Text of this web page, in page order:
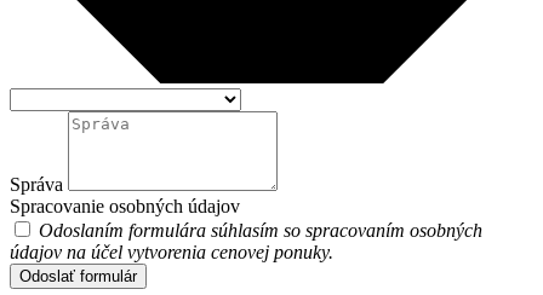
Správa
Spracovanie osobných údajov
Odoslaním formulára súhlasím so spracovaním osobných
údajov na účel vytvorenia cenovej ponuky.
Odoslať formulár